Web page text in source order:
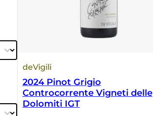
deVigili
2024 Pinot Grigio
Controcorrente Vigneti delle
Dolomiti IGT